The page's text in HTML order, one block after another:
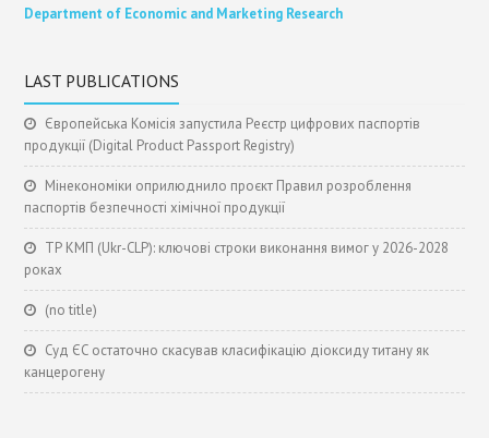
Department of Economic and Marketing Research
LAST PUBLICATIONS
Європейська Комісія запустила Реєстр цифрових паспортів
продукції (Digital Product Passport Registry)
Мінекономіки оприлюднило проєкт Правил розроблення
паспортів безпечності хімічної продукції
ТР КМП (Ukr-CLP): ключові строки виконання вимог у 2026-2028
роках
(no title)
Суд ЄС остаточно скасував класифікацію діоксиду титану як
канцерогену